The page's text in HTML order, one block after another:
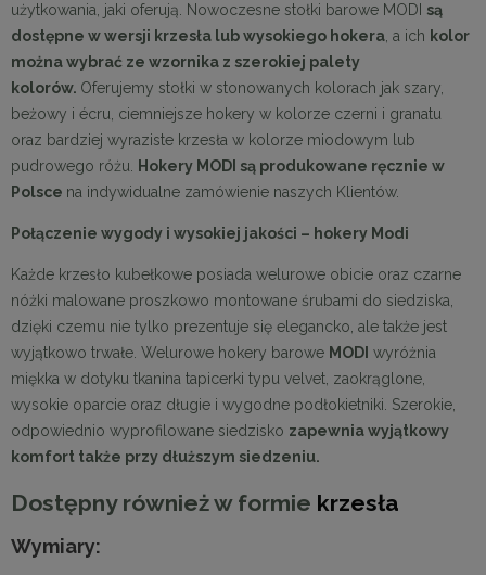
użytkowania, jaki oferują. Nowoczesne stołki barowe MODI są
dostępne w wersji krzesła lub wysokiego hokera, a ich kolor
można wybrać ze wzornika z szerokiej palety
kolorów. Oferujemy stołki w stonowanych kolorach jak szary,
beżowy i écru, ciemniejsze hokery w kolorze czerni i granatu
oraz bardziej wyraziste krzesła w kolorze miodowym lub
pudrowego różu. Hokery MODI są produkowane ręcznie w
Polsce na indywidualne zamówienie naszych Klientów.
Połączenie wygody i wysokiej jakości – hokery Modi
Każde krzesło kubełkowe posiada welurowe obicie oraz czarne
nóżki malowane proszkowo montowane śrubami do siedziska,
dzięki czemu nie tylko prezentuje się elegancko, ale także jest
wyjątkowo trwałe. Welurowe hokery barowe MODI wyróżnia
miękka w dotyku tkanina tapicerki typu velvet, zaokrąglone,
wysokie oparcie oraz długie i wygodne podłokietniki. Szerokie,
odpowiednio wyprofilowane siedzisko zapewnia wyjątkowy
komfort także przy dłuższym siedzeniu.
Dostępny również w formie krzesła
Wymiary: